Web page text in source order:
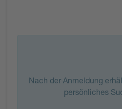
Nach der Anmeldung
persönliches